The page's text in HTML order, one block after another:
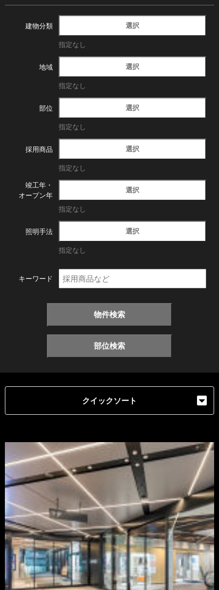
建物分類 選択
指定なし
地域 選択
指定なし
部位 選択
指定なし
採用商品 選択
指定なし
竣工年・
オープン年
選択
指定なし
照明手法 選択
指定なし
キーワード
物件検索
部位検索
クイックソート